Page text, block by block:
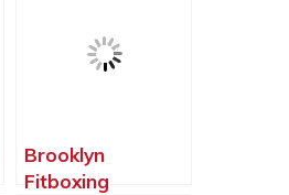
Brooklyn
Fitboxing